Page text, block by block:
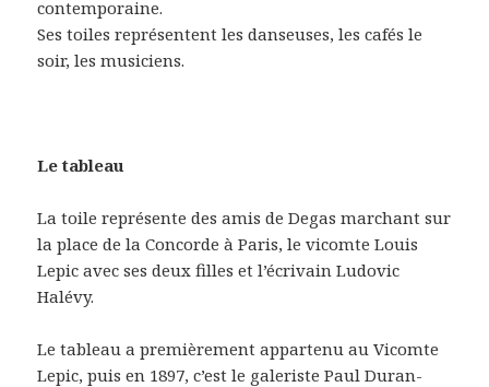
contemporaine.
Ses toiles représentent les danseuses, les cafés le
soir, les musiciens.
Le tableau
La toile représente des amis de Degas marchant sur
la place de la Concorde à Paris, le vicomte Louis
Lepic avec ses deux filles et l’écrivain Ludovic
Halévy.
Le tableau a premièrement appartenu au Vicomte
Lepic, puis en 1897, c’est le galeriste Paul Duran-